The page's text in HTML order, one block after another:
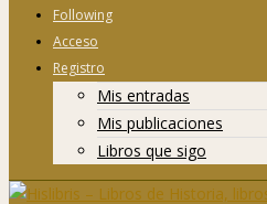
Following
Acceso
Registro
Mis entradas
Mis publicaciones
Libros que sigo